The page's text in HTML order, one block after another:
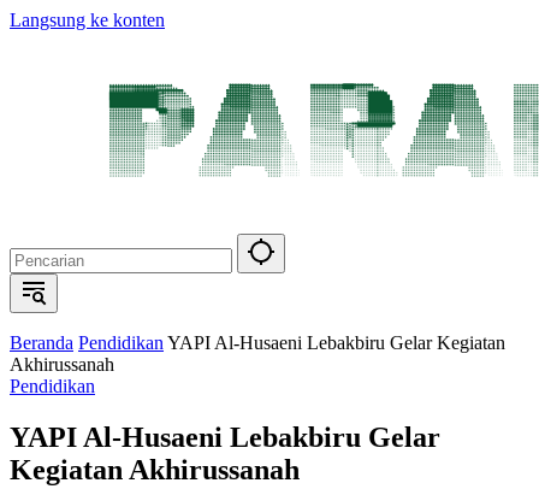
Langsung ke konten
Beranda Pendidikan YAPI Al-Husaeni Lebakbiru Gelar Kegiatan
Akhirussanah
Pendidikan
YAPI Al-Husaeni Lebakbiru Gelar
Kegiatan Akhirussanah